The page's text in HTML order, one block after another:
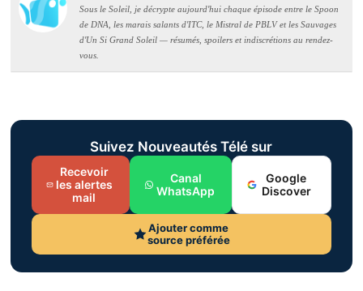
Sous le Soleil, je décrypte aujourd'hui chaque épisode entre le Spoon
de DNA, les marais salants d'ITC, le Mistral de PBLV et les Sauvages
d'Un Si Grand Soleil — résumés, spoilers et indiscrétions au rendez-
vous.
Suivez Nouveautés Télé sur
Recevoir
les alertes
mail
Canal
WhatsApp
Google
Discover
Ajouter comme
source préférée